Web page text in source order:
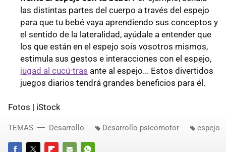
las distintas partes del cuerpo a través del espejo
para que tu bebé vaya aprendiendo sus conceptos y
el sentido de la lateralidad, ayúdale a entender que
los que están en el espejo sois vosotros mismos,
estimula sus gestos e interacciones con el espejo,
jugad al cucú-tras ante al espejo... Estos divertidos
juegos diarios tendrá grandes beneficios para él.
Fotos | iStock
TEMAS Desarrollo Desarrollo psicomotor espejo